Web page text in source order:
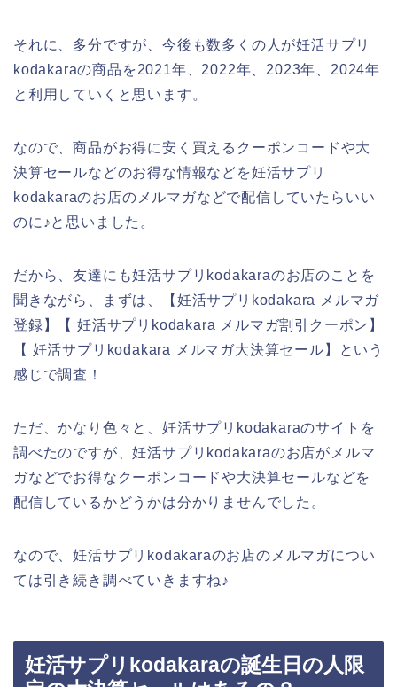
それに、多分ですが、今後も数多くの人が妊活サプリ
kodakaraの商品を2021年、2022年、2023年、2024年
と利用していくと思います。
なので、商品がお得に安く買えるクーポンコードや大
決算セールなどのお得な情報などを妊活サプリ
kodakaraのお店のメルマガなどで配信していたらいい
のに♪と思いました。
だから、友達にも妊活サプリkodakaraのお店のことを
聞きながら、まずは、【妊活サプリkodakara メルマガ
登録】【 妊活サプリkodakara メルマガ割引クーポン】
【 妊活サプリkodakara メルマガ大決算セール】という
感じで調査！
ただ、かなり色々と、妊活サプリkodakaraのサイトを
調べたのですが、妊活サプリkodakaraのお店がメルマ
ガなどでお得なクーポンコードや大決算セールなどを
配信しているかどうかは分かりませんでした。
なので、妊活サプリkodakaraのお店のメルマガについ
ては引き続き調べていきますね♪
妊活サプリkodakaraの誕生日の人限